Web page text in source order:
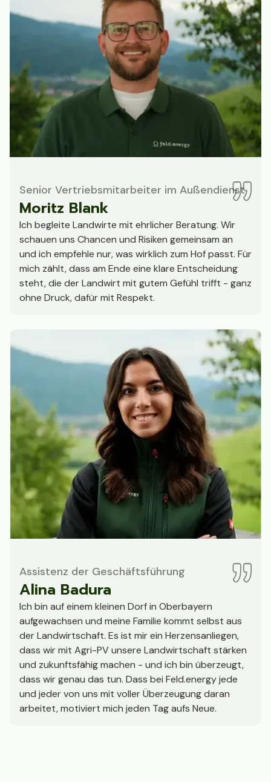
Senior Vertriebsmitarbeiter im Außendienst
Moritz Blank
Ich begleite Landwirte mit ehrlicher Beratung. Wir
schauen uns Chancen und Risiken gemeinsam an
und ich empfehle nur, was wirklich zum Hof passt. Für
mich zählt, dass am Ende eine klare Entscheidung
steht, die der Landwirt mit gutem Gefühl trifft - ganz
ohne Druck, dafür mit Respekt.
Assistenz der Geschäftsführung
Alina Badura
Ich bin auf einem kleinen Dorf in Oberbayern
aufgewachsen und meine Familie kommt selbst aus
der Landwirtschaft. Es ist mir ein Herzensanliegen,
dass wir mit Agri-PV unsere Landwirtschaft stärken
und zukunftsfähig machen - und ich bin überzeugt,
dass wir genau das tun. Dass bei Feld.energy jede
und jeder von uns mit voller Überzeugung daran
arbeitet, motiviert mich jeden Tag aufs Neue.